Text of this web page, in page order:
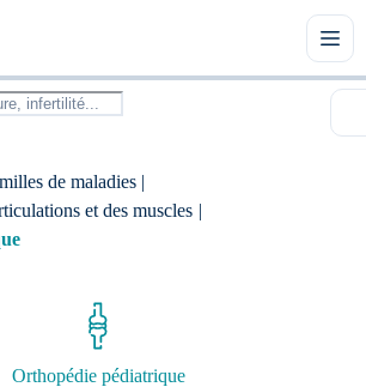
de maladies |
et des muscles |
Orthopédie pédiatrique